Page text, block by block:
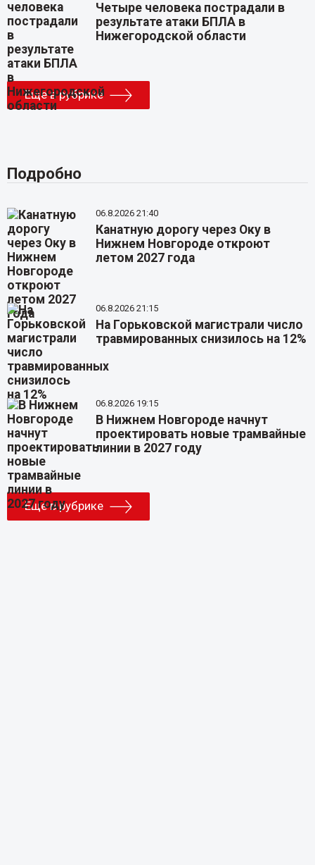
Четыре человека пострадали в
результате атаки БПЛА в
Нижегородской области
Еще в рубрике
Подробно
06.8.2026 21:40
Канатную дорогу через Оку в
Нижнем Новгороде откроют
летом 2027 года
06.8.2026 21:15
На Горьковской магистрали число
травмированных снизилось на 12%
06.8.2026 19:15
В Нижнем Новгороде начнут
проектировать новые трамвайные
линии в 2027 году
Еще в рубрике